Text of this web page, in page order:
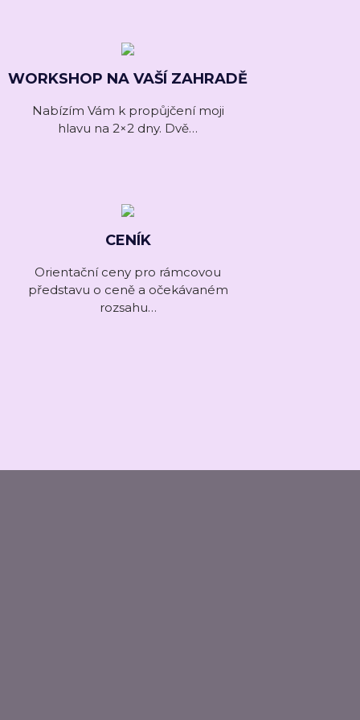
WORKSHOP NA VAŠÍ ZAHRADĚ
Nabízím Vám k propůjčení moji
hlavu na 2×2 dny. Dvě…
CENÍK
Orientační ceny pro rámcovou
představu o ceně a očekávaném
rozsahu…